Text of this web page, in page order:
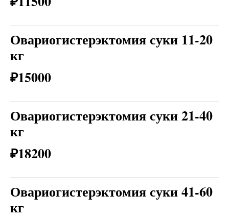
Овариогистерэктомия суки 11-20
кг
₽15000
Овариогистерэктомия суки 21-40
кг
₽18200
Овариогистерэктомия суки 41-60
кг